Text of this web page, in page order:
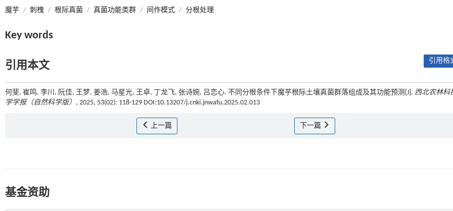
魔芋 / 刺槐 / 根际真菌 / 真菌功能类群 / 间作模式 / 分根处理
Key words
引用本文 引用格
何斐, 崔鸣, 李川, 阮佳, 王梦, 姜浩, 马星光, 王卓, 丁龙飞, 张诗婉, 吕恋心. 不同分根条件下魔芋根际土壤真菌群落组成及其功能预测[J]. 西北农林科
学学报（自然科学版） , 2025, 53(02): 118-129 DOI:10.13207/j.cnki.jnwafu.2025.02.013
上一篇 下一篇
基金资助